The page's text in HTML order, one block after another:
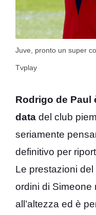
Juve, pronto un super
Tvplay
Rodrigo de Paul
data del club
seriamente
definitivo per
Le prestazioni
ordini di Simeone
all’altezza ed è